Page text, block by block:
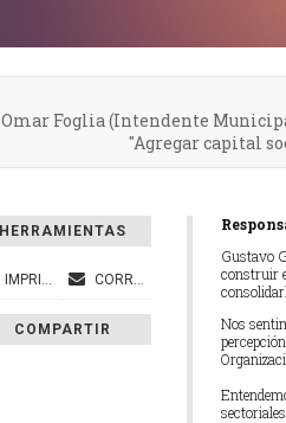
Omar Foglia (Intendente
"Agregar capital
HERRAMIENTAS
IMPRIMIR CORREO ELECTRÓNICO
COMPARTIR
Gustavo
construir
Nos